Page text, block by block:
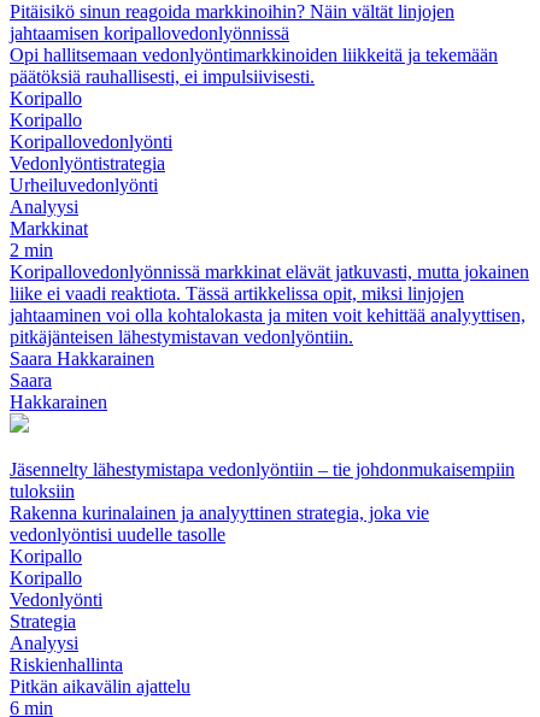
Pitäisikö sinun reagoida markkinoihin? Näin vältät linjojen
jahtaamisen koripallovedonlyönnissä
Opi hallitsemaan vedonlyöntimarkkinoiden liikkeitä ja tekemään
päätöksiä rauhallisesti, ei impulsiivisesti.
Koripallo
Koripallo
Koripallovedonlyönti
Vedonlyöntistrategia
Urheiluvedonlyönti
Analyysi
Markkinat
2 min
Koripallovedonlyönnissä markkinat elävät jatkuvasti, mutta jokainen
liike ei vaadi reaktiota. Tässä artikkelissa opit, miksi linjojen
jahtaaminen voi olla kohtalokasta ja miten voit kehittää analyyttisen,
pitkäjänteisen lähestymistavan vedonlyöntiin.
Saara Hakkarainen
Saara
Hakkarainen
Jäsennelty lähestymistapa vedonlyöntiin – tie johdonmukaisempiin
tuloksiin
Rakenna kurinalainen ja analyyttinen strategia, joka vie
vedonlyöntisi uudelle tasolle
Koripallo
Koripallo
Vedonlyönti
Strategia
Analyysi
Riskienhallinta
Pitkän aikavälin ajattelu
6 min